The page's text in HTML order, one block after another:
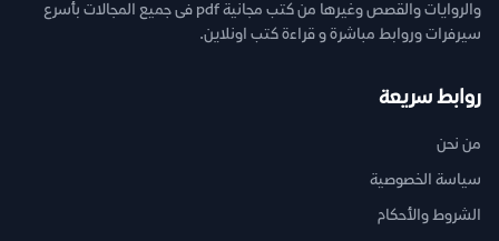
والروايات والقصص وغيرها من كتب مجانية pdf فى جميع المجالات بأسرع
سيرفرات وروابط مباشرة و قراءة كتب اونلاين.
روابط سريعة
من نحن
سياسة الخصوصية
الشروط والأحكام